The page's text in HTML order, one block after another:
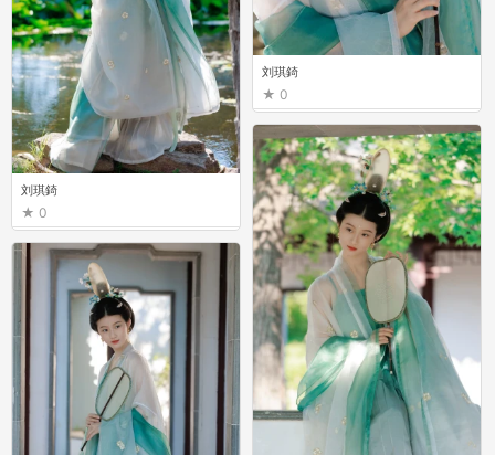
刘琪錡
0
刘琪錡
0